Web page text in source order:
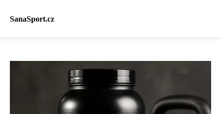
SanaSport.cz